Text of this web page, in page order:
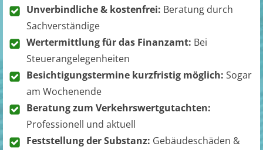
Unverbindliche & kostenfrei: Beratung durch
Sachverständige
Wertermittlung für das Finanzamt: Bei
Steuerangelegenheiten
Besichtigungstermine kurzfristig möglich: Sogar
am Wochenende
Beratung zum Verkehrswertgutachten:
Professionell und aktuell
Feststellung der Substanz: Gebäudeschäden &